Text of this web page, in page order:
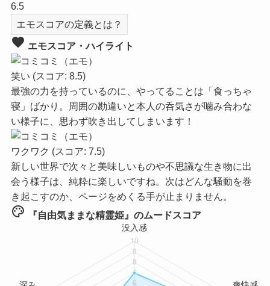
6.5
エモスコアの定義とは？
favorite エモスコア・ハイライト
笑い (スコア: 8.5)
最強の力を持っているのに、やってることは「食っちゃ
寝」ばかり。周囲の勘違いと本人の呑気さが噛み合わな
い様子に、思わず吹き出してしまいます！
ワクワク (スコア: 7.5)
新しい世界で次々と美味しいものや不思議な生き物に出
会う様子は、純粋に楽しいですね。次はどんな騒動を巻
き起こすのか、ページをめくる手が止まりません。
palette 『自由気ままな精霊姫』のムードスコア